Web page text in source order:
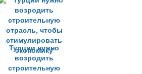
Турции нужно
возродить
строительную